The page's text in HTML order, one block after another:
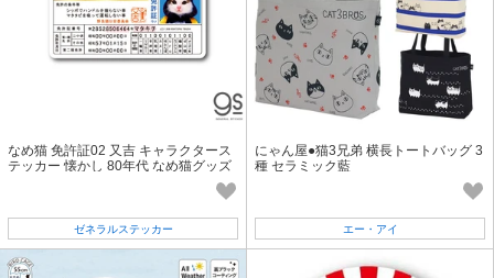
なめ猫 免許証02 又吉 キャラクタース
テッカー 懐かし 80年代 なめ猫グッズ
ゼネラルステッカー
にゃん屋●猫3兄弟 横長トートバッグ 3
種 セラミック藍
エー・アイ